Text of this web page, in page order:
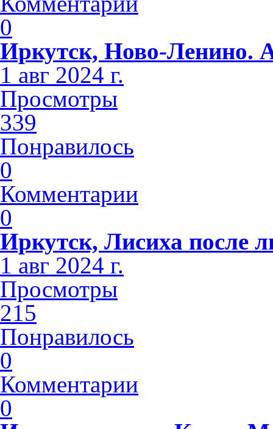
0
Иркутск, Ново-Ленино.
1 авг 2024 г.
Просмотры
339
Понравилось
0
Комментарии
0
Иркутск, Лисиха после
1 авг 2024 г.
Просмотры
215
Понравилось
0
Комментарии
0